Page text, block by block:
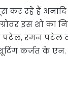
कर रहे हैं अनादि
इस शो का
रमन पटेल व
कर्जत के एन.